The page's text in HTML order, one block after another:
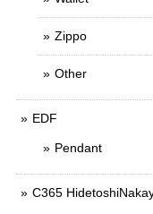
Zippo
Other
EDF
Pendant
C365